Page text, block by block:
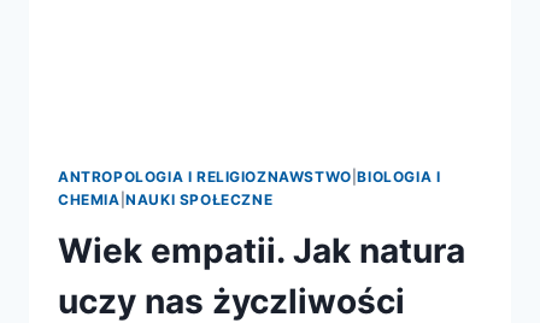
ANTROPOLOGIA I RELIGIOZNAWSTWO |BIOLOGIA I
CHEMIA |NAUKI SPOŁECZNE
Wiek empatii. Jak natura
uczy nas życzliwości